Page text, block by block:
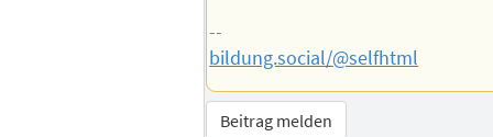
--
bildung.social/@selfhtml
Beitrag melden